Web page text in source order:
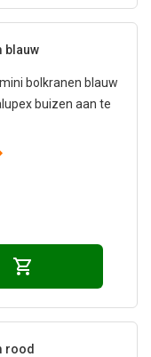
blauw
bolkranen blauw
buizen aan te
rood